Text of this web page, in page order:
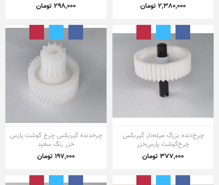
2,380,000 تومان 298,000 تومان
چرخ‌دنده بزرگ میله‌دار گیربکس
چرخ‌گوشت پارس‌خزر
377,000 تومان
چرخدنده گیربکس چرخ گوشت پارس
خزر رنگ سفید
197,000 تومان